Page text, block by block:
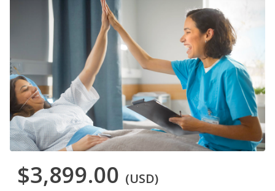
$3,899.00 (USD)